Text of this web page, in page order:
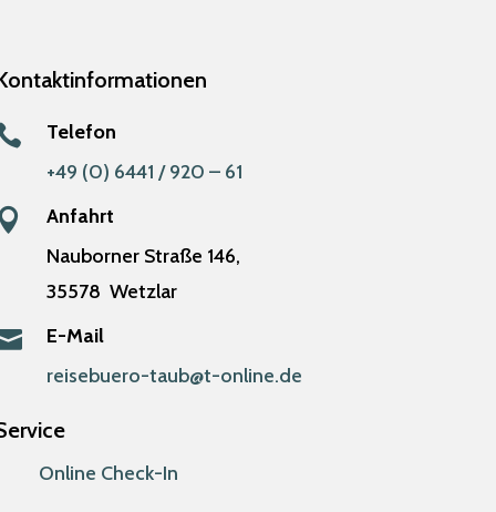
Telefon
+49 (0) 6441 / 920 – 61
Anfahrt
Nauborner Straße 146,
35578 Wetzlar
E-Mail
reisebuero-taub@t-online.de
Online Check-In